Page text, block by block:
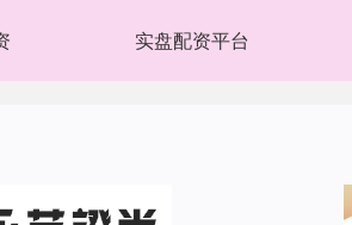
实盘配资平台